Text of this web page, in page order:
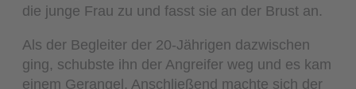
die junge Frau zu und fasst sie an der Brust an.
Als der Begleiter der 20-Jährigen dazwischen
ging, schubste ihn der Angreifer weg und es kam
einem Gerangel. Anschließend machte sich der